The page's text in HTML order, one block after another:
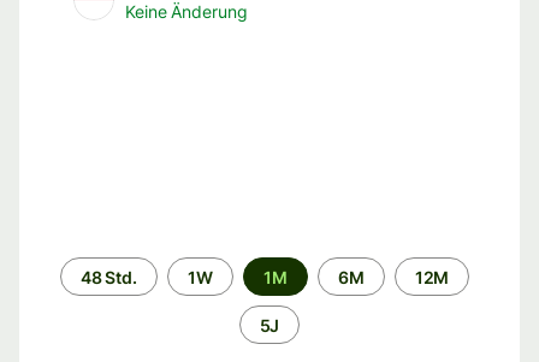
Keine Änderung
Zeitraum
48 Std. 1W 1M 6M 12M
5J